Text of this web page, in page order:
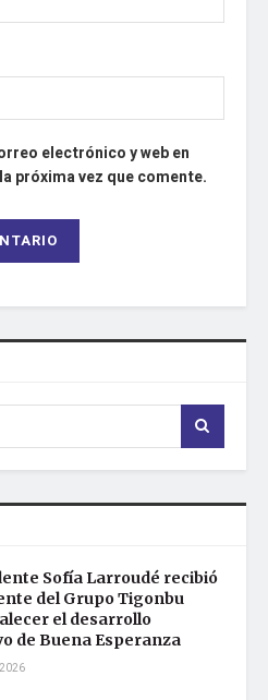
electrónico y web en
próxima vez que comente.
Sofía Larroudé recibió
del Grupo Tigonbu
el desarrollo
de Buena Esperanza